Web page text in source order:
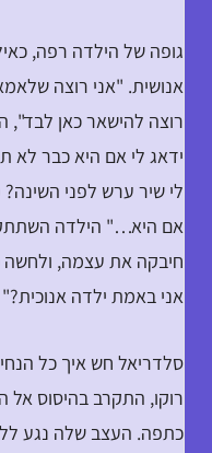
גופה של הילדה רפה,
אנושית. "אני רוצה
רוצה להישאר כאן
ידאג לי אם היא כבר לא
לי שיר ערש לפני
אם היא…" הילדה
חיבקה את עצמה, ולחשה
אני באמת ילדה אנוכית?"
סלדריאל חש איך כל
רוקו, התקרב בהיסוס
כתפה. העצב שלה נגע